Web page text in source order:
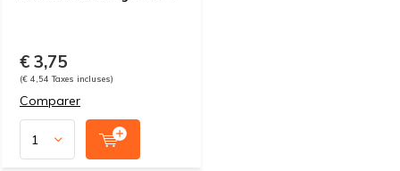
€ 3,75
(€ 4,54 Taxes incluses)
Comparer